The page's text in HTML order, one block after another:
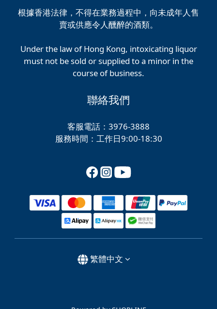
根據香港法律，不得在業務過程中，向未成年人售
賣或供應令人醺醉的酒類。
Under the law of Hong Kong, intoxicating liquor
must not be sold or supplied to a minor in the
course of business.
聯絡我們
客服電話：3976-3888
服務時間：工作日9:00-18:30
繁體中文